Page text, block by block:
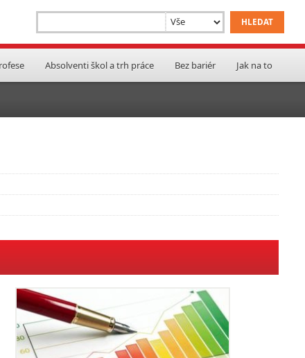
Absolventi škol a trh práce Bez bariér Jak na to